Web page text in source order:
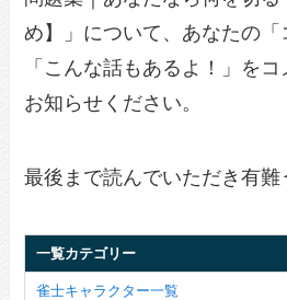
め】」について、あなたの「
「こんな話もあるよ！」を
お知らせください。
最後まで読んでいただき有難
一覧カテゴリー
雀士キャラクター一覧